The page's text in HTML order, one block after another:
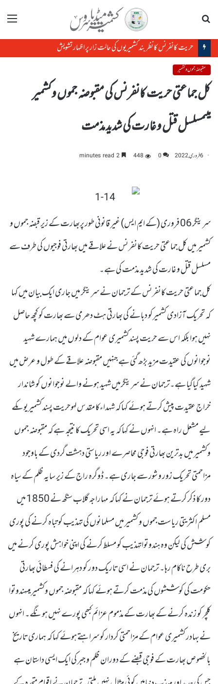
مینو
حریت کانفرنس کا نظر بند کشمیریوں کی حالت زار پر اظہار تشویش
مقبوضہ جموں و کشمیر
کل جماعتی حریت کانفرنس کی مقبوضہ جموں وکشمیر
میںمسلسل قتل و غارت کی شدید مذمت
6 فروری, 2022 0
448
سرینگر 06 فروری (کے ایم ایس) غیر قانونی طور پربھارت کے زیر قبضہ جموں و
کشمیر میں کل جماعتی حریت کانفرنس نے علاقے میں بھارتی فوجیوں کی طرف سے
مسلسل قتل و غارت کی شدید مذمت کی ہے۔
کل جماعتی حریت کانفرنس کے ترجمان نے سرینگر میں جاری ایک بیان میں کہا
کہ تحریک آزادی کشمیرکو دبانے کی بھارتی ہٹ دھرمی سے بھارت کو کچھ حاصل
نہیں ہوا بلکہ اس سے حریت پسندکشمیری عوام کے دلوں میں ہمارے شہید
نوجوانوں کی عقیدت مزید بڑھ گئی ہے جنہیں مقبوضہ علاقے کے طول و عرض میں
شہید کیاگیا ہے۔ترجمان نے سرینگرمیں شہید ہونے والے نوجوانوں کو شاندار
خراج عقیدت پیش کرتے ہوئے کہا کہ شہداءکا مقدس لہوحریت پسند کشمیریوںکے
لیے مشعل راہ ہے۔ انہوں نے کہا کہ یہ اسی تحریک کا نتیجہ ہے کہ مقبوضہ جموں
وکشمیر میں بدترین بھارتی فوجی محاصرے اور ریاستی دہشت گردی کے باوجود
مزاحمتی تحریک زور و شور سے جاری ہے۔ ڈوگرہ راج کے زیر سایہ ظلم کے سیاہ
دور کا ذکر کرتے ہوئے ترجمان نے کہا کہ مہاراجہ گلاب سنگھ نے 1850 میں
مسلم اکثریتی ریاست جموں و کشمیر میں مسلمانوں کی تہذیب کو تباہ کرنے کی پوری
کوشش کی لیکن وہ ہندوتواتہذیب کو مسلط کرنے کی اپنی خواہش پوری کرنے میں
بری طرح ناکام رہا۔ ترجمان نے اسی تاریک دور کو دہرانے کی فسطائی بھارتی
حکومت کی کوششوں کی مذمت کرتے ہوئے کہا کہ مقبوضہ جموں وکشمیر میںہندوتوا
کلچر کو زندہ کرنے کے بھارت کے مذموم عزائم کبھی پورے نہیں ہونگے۔ انہوں
نے بہادر کشمیری عوام کے مزاحمتی کردار کو سراہتے ہوئے کہا کہ ہماری تاریخ
بالخصوص بھارت کے فوجی قبضے کے دوران ظلم و جبر کی ایک ایسی داستان ہے